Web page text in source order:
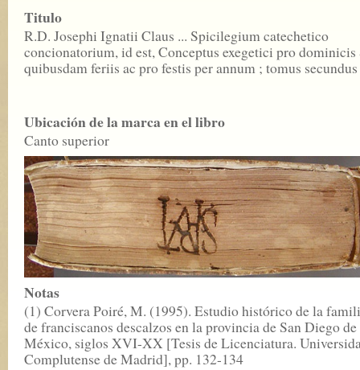
Titulo
R.D. Josephi Ignatii Claus ... Spicilegium catechetico
concionatorium, id est, Conceptus exegetici pro
quibusdam feriis ac pro festis per annum ; tomus secundus
Ubicación de la marca en el libro
Canto superior
Notas
(1) Corvera Poiré, M. (1995). Estudio histórico de la
de franciscanos descalzos en la provincia de San Diego de
México, siglos XVI-XX [Tesis de Licenciatura.
Complutense de Madrid], pp. 132-134